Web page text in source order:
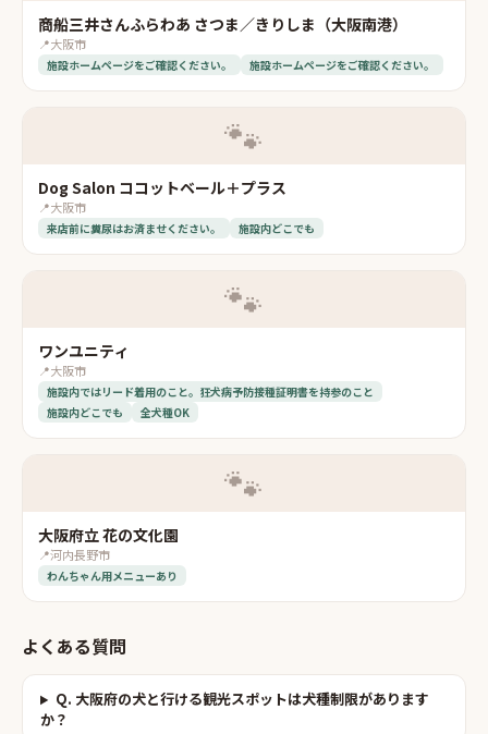
商船三井さんふらわあ さつま／きりしま（大阪南港）
📍大阪市
施設ホームページをご確認ください。 施設ホームページをご確認ください。
🐾
Dog Salon ココットベール＋プラス
📍大阪市
来店前に糞尿はお済ませください。 施設内どこでも
🐾
ワンユニティ
📍大阪市
施設内ではリード着用のこと。狂犬病予防接種証明書を持参のこと
施設内どこでも
全犬種OK
🐾
大阪府立 花の文化園
📍河内長野市
わんちゃん用メニューあり
よくある質問
Q. 大阪府の犬と行ける観光スポットは犬種制限があります
か？